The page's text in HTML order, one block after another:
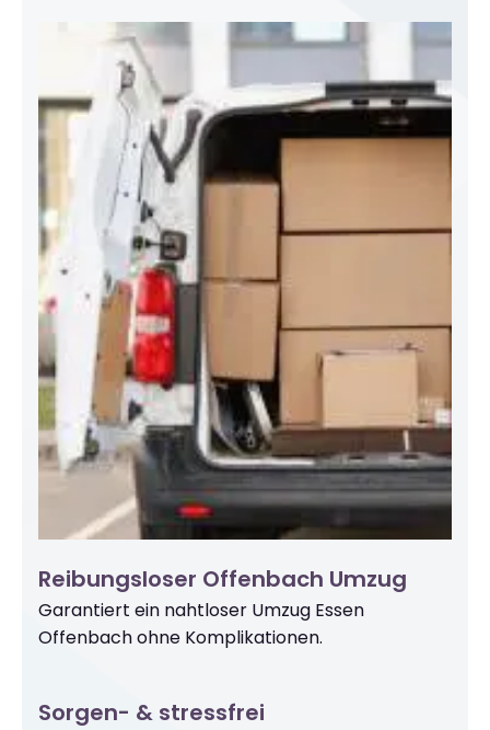
Reibungsloser Offenbach Umzug
Garantiert ein nahtloser Umzug Essen
Offenbach ohne Komplikationen.
Sorgen- & stressfrei